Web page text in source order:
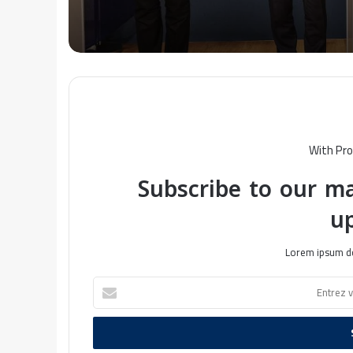
With
Subscribe to our
Lorem ipsum
E
t